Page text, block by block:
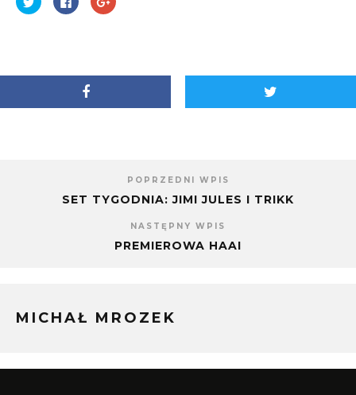
na
Twitterze(Otwiera
aby
udostępnić
oknie)
aby
nowym
POPRZEDNI WPIS
SET TYGODNIA: JIMI JULES I TRIKK
NASTĘPNY WPIS
PREMIEROWA HAAI
MICHAŁ MROZEK